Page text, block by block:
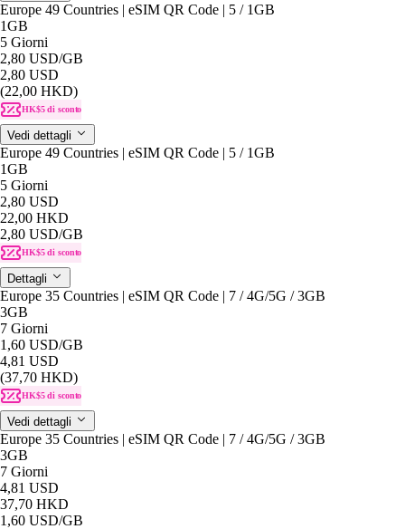
Europe 49 Countries | eSIM QR Code | 5 / 1GB
1GB
5 Giorni
2,80 USD/GB
2,80 USD
(22,00 HKD)
HK$5 di sconto
Vedi dettagli
Europe 49 Countries | eSIM QR Code | 5 / 1GB
1GB
5 Giorni
2,80 USD
22,00 HKD
2,80 USD/GB
HK$5 di sconto
Dettagli
Europe 35 Countries | eSIM QR Code | 7 / 4G/5G / 3GB
3GB
7 Giorni
1,60 USD/GB
4,81 USD
(37,70 HKD)
HK$5 di sconto
Vedi dettagli
Europe 35 Countries | eSIM QR Code | 7 / 4G/5G / 3GB
3GB
7 Giorni
4,81 USD
37,70 HKD
1,60 USD/GB